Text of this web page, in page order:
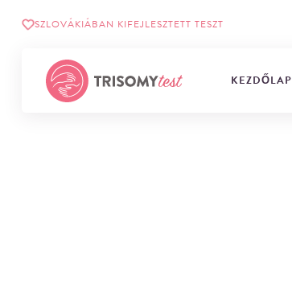
SZLOVÁKIÁBAN KIFEJLESZTETT TESZT
KEZDŐLAP